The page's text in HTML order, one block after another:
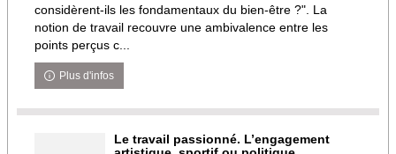
considèrent-ils les fondamentaux du bien-être ?". La
notion de travail recouvre une ambivalence entre les
points perçus c...
Plus d'infos
Le travail passionné. L’engagement